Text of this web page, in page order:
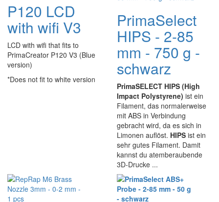
P120 LCD
with wifi V3
LCD with wifi that fits to
PrimaCreator P120 V3 (Blue
version)
*Does not fit to white version
PrimaSelect
HIPS - 2-85
mm - 750 g -
schwarz
PrimaSELECT HIPS (High
Impact Polystyrene) ist ein
Filament, das normalerweise
mit ABS in Verbindung
gebracht wird, da es sich in
Limonen auflöst. HIPS ist ein
sehr gutes Filament. Damit
kannst du atemberaubende
3D-Drucke ...